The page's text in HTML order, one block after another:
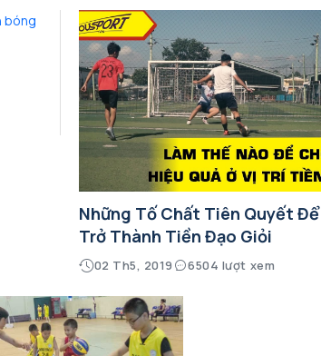
Những Tố Chất Tiên Quyết Để
Trở Thành Tiền Đạo Giỏi
02 Th5, 2019 6504 lượt xem